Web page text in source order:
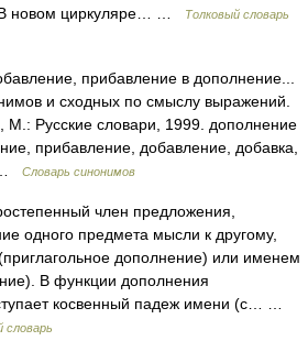
В новом циркуляре… …
Толковый словарь
прибавление в дополнение...
и сходных по смыслу выражений.
Русские словари, 1999. дополнение
прибавление, добавление, добавка,
…
Словарь синонимов
член предложения,
одного предмета мысли к другому,
дополнение) или именем
В функции дополнения
косвенный падеж имени (с… …
словарь